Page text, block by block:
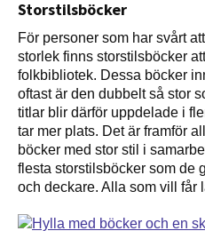
Storstilsböcker
För personer som har svårt
storlek finns storstilsböcker
folkbibliotek. Dessa böcker
oftast är den dubbelt så stor
titlar blir därför uppdelade i
tar mer plats. Det är framför
böcker med stor stil i
flesta storstilsböcker som de
och deckare. Alla som vill får